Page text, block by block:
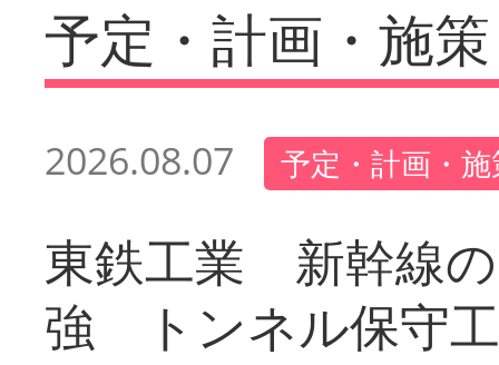
予定・計画・施策
2026.08.07 予定・計画・
東鉄工業 新幹線
強 トンネル保守